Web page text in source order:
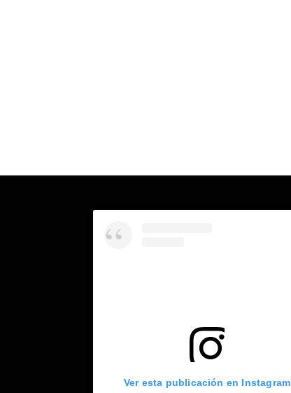
Ver esta publicación en Instagram